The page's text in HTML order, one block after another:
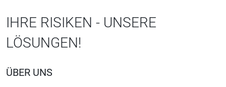
IHRE RISIKEN - UNSERE
LÖSUNGEN!
ÜBER UNS